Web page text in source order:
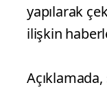
yapılarak
ilişkin